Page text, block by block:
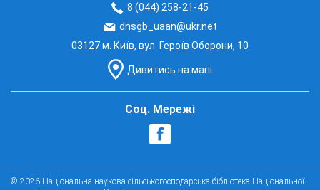
8 (044) 258-21-45
dnsgb_uaan@ukr.net
03127 м. Київ, вул. Героїв Оборони, 10
Дивитись на мапі
Соц. Мережі
© 2026 Національна наукова сільськогосподарська бібліотека Національної